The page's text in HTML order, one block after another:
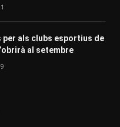
per als clubs esportius de
al setembre